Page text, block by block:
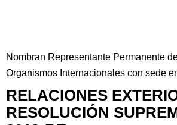
Nombran Representante Permanente
Organismos Internacionales con sede
RELACIONES
RESOLUCIÓN